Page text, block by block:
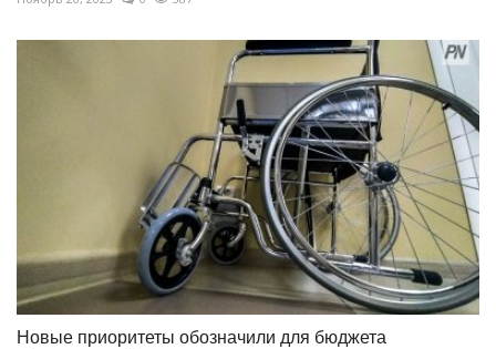
Новые приоритеты обозначили для бюджета